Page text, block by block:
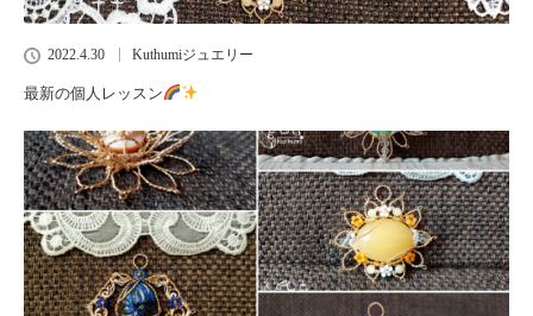
2022.4.30 Kuthumiジュエリー
最新の個人レッスン